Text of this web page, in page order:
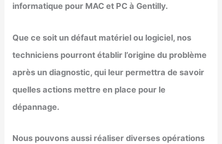
informatique pour MAC et PC à Gentilly.
Que ce soit un défaut matériel ou logiciel, nos
techniciens pourront établir l’origine du problème
après un diagnostic, qui leur permettra de savoir
quelles actions mettre en place pour le
dépannage.
Nous pouvons aussi réaliser diverses opérations